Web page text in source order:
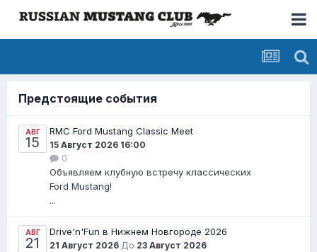
Предстоящие события
АВГ
15
RMC Ford Mustang Classic Meet
15 Август 2026 16:00
0
Объявляем клубную встречу классических
Ford Mustang!
...
АВГ
21
Drive'n'Fun в Нижнем Новгороде 2026
21 Август 2026 До 23 Август 2026